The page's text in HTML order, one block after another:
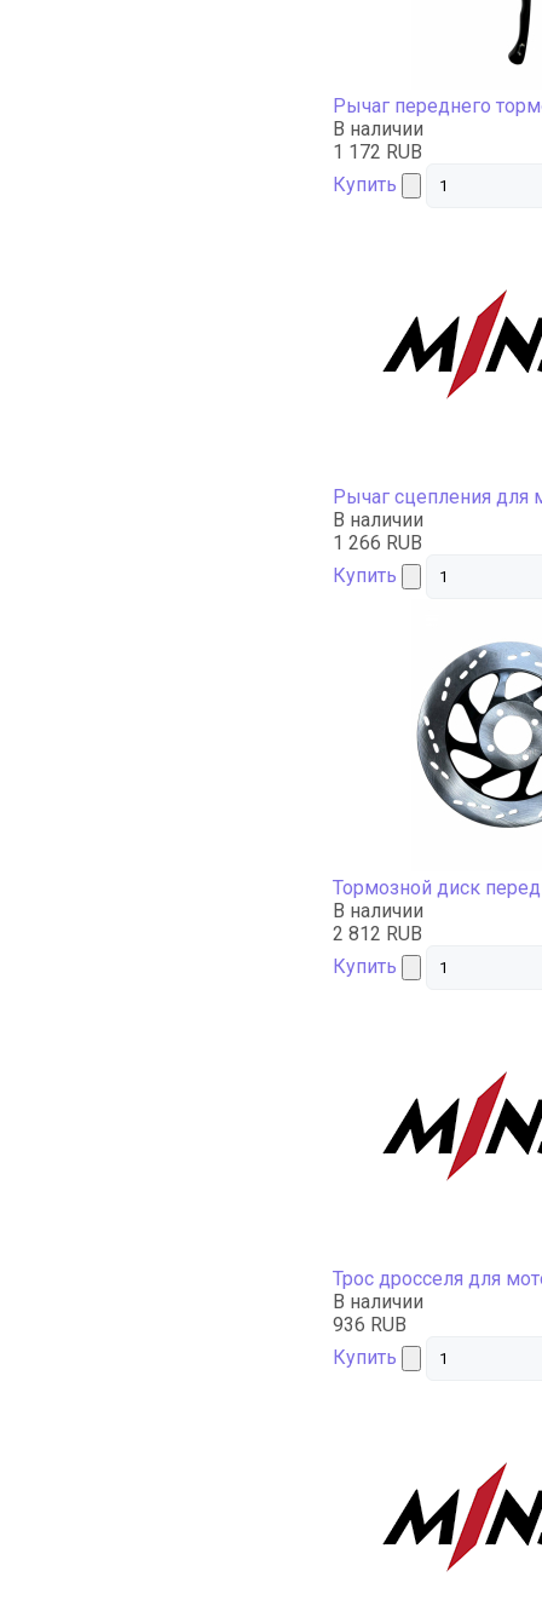
Рычаг переднего
В наличии
1 172 RUB
Купить
Рычаг сцепления
В наличии
1 266 RUB
Купить
Тормозной диск
В наличии
2 812 RUB
Купить
Трос дросселя для
В наличии
936 RUB
Купить